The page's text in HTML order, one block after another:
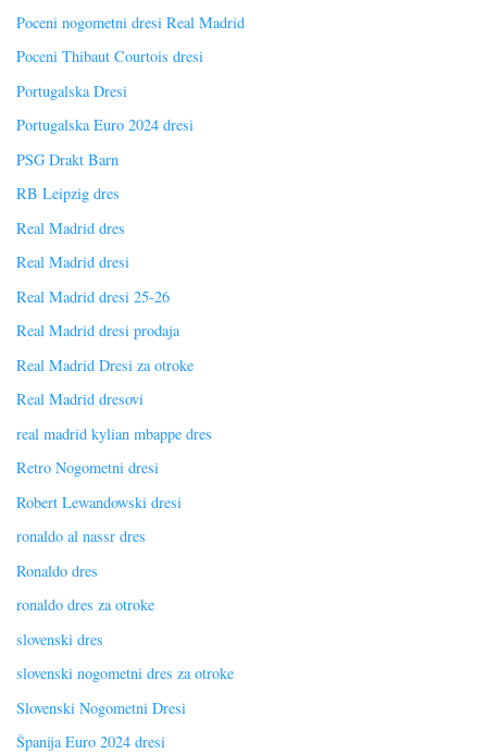
Poceni nogometni dresi Real Madrid
Poceni Thibaut Courtois dresi
Portugalska Dresi
Portugalska Euro 2024 dresi
PSG Drakt Barn
RB Leipzig dres
Real Madrid dres
Real Madrid dresi
Real Madrid dresi 25-26
Real Madrid dresi prodaja
Real Madrid Dresi za otroke
Real Madrid dresovi
real madrid kylian mbappe dres
Retro Nogometni dresi
Robert Lewandowski dresi
ronaldo al nassr dres
Ronaldo dres
ronaldo dres za otroke
slovenski dres
slovenski nogometni dres za otroke
Slovenski Nogometni Dresi
Španija Euro 2024 dresi